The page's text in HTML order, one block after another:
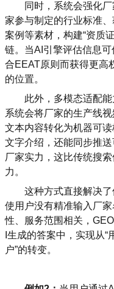
同时，系统会强化
家参与制定的行业标准
案例等素材，构建“资质
链。当AI引擎评估信息
合EEAT原则而获得更高
的位置。
此外，多模态适配
系统会将厂家的生产线
文本内容转化为机器可
文字介绍，还能同步推
厂家实力，这比传统搜
力。
这种方式直接解决
使用户没有精准输入厂
性、服务范围相关，
I生成的答案中，实现从“
户”的转变。